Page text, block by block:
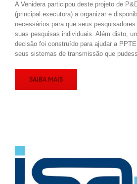
A Venidera participou deste projeto de
(principal executora) a organizar e
necessários para que seus
suas pesquisas individuais. Além disto,
decisão foi construído para ajudar a
seus sistemas de transmissão que
SAIBA MAIS